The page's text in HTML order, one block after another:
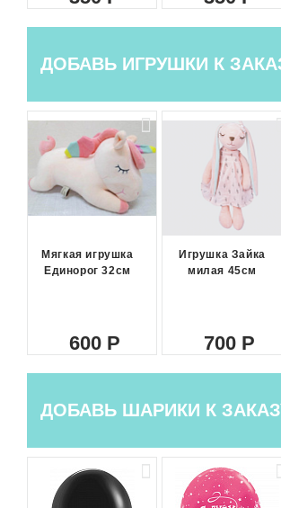
ДОБАВЬ ИГРУШКИ К
Мягкая игрушка
Единорог 32см
600
Игрушка Зайка
милая 45см
700
ДОБАВЬ ШАРИКИ К